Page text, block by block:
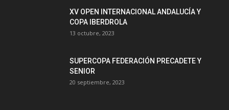
XV OPEN INTERNACIONAL ANDALUCÍA Y
COPA IBERDROLA
13 octubre, 2023
SUPERCOPA FEDERACIÓN PRECADETE Y
SENIOR
20 septiembre, 2023